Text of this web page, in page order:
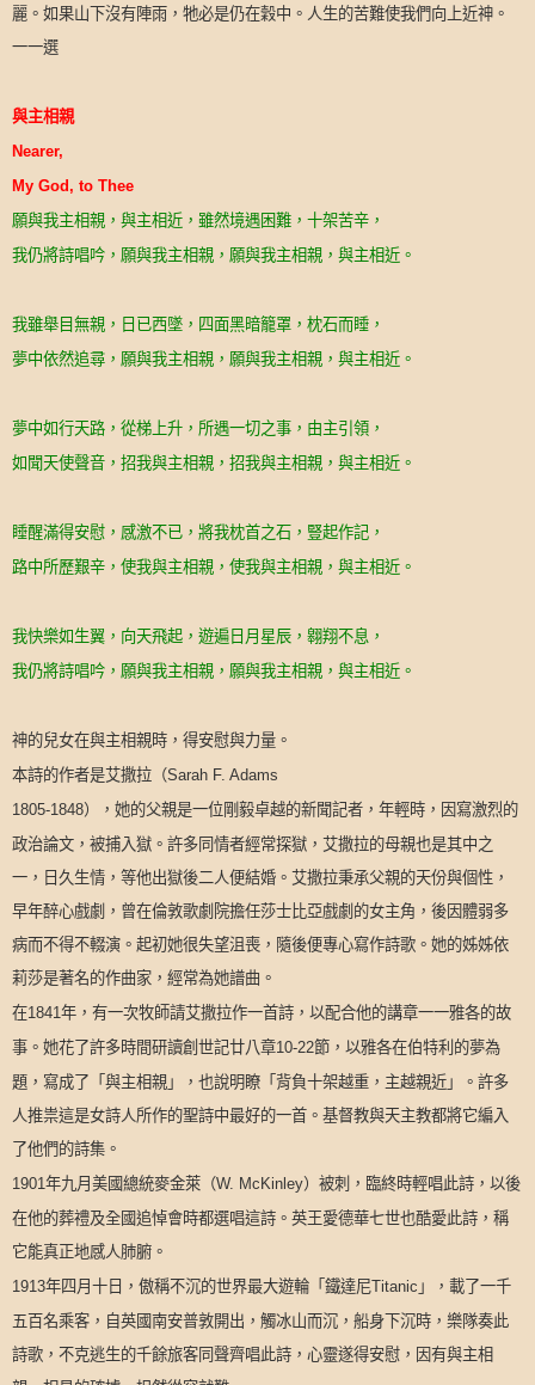
麗。如果山下沒有陣雨，牠必是仍在穀中。人生的苦難使我們向上近神。
一一選
與主相親
Nearer,
My God, to Thee
願與我主相親，與主相近，雖然境遇困難，十架苦辛，
我仍將詩唱吟，願與我主相親，願與我主相親，與主相近。
我雖舉目無親，日已西墜，四面黑暗籠罩，枕石而睡，
夢中依然追尋，願與我主相親，願與我主相親，與主相近。
夢中如行天路，從梯上升，所遇一切之事，由主引領，
如聞天使聲音，招我與主相親，招我與主相親，與主相近。
睡醒滿得安慰，感激不已，將我枕首之石，豎起作記，
路中所歷艱辛，使我與主相親，使我與主相親，與主相近。
我快樂如生翼，向天飛起，遊遍日月星辰，翱翔不息，
我仍將詩唱吟，願與我主相親，願與我主相親，與主相近。
神的兒女在與主相親時，得安慰與力量。
本詩的作者是艾撒拉（Sarah F. Adams
1805-1848），她的父親是一位剛毅卓越的新聞記者，年輕時，因寫激烈的
政治論文，被捕入獄。許多同情者經常探獄，艾撒拉的母親也是其中之
一，日久生情，等他出獄後二人便結婚。艾撒拉秉承父親的天份與個性，
早年醉心戲劇，曾在倫敦歌劇院擔任莎士比亞戲劇的女主角，後因體弱多
病而不得不輟演。起初她很失望沮喪，隨後便專心寫作詩歌。她的姊姊依
莉莎是著名的作曲家，經常為她譜曲。
在1841年，有一次牧師請艾撒拉作一首詩，以配合他的講章一一雅各的故
事。她花了許多時間研讀創世記廿八章10-22節，以雅各在伯特利的夢為
題，寫成了「與主相親」，也說明瞭「背負十架越重，主越親近」。許多
人推祟這是女詩人所作的聖詩中最好的一首。基督教與天主教都將它編入
了他們的詩集。
1901年九月美國總統麥金萊（W. McKinley）被刺，臨終時輕唱此詩，以後
在他的葬禮及全國追悼會時都選唱這詩。英王愛德華七世也酷愛此詩，稱
它能真正地感人肺腑。
1913年四月十日，傲稱不沉的世界最大遊輪「鐵達尼Titanic 」，載了一千
五百名乘客，自英國南安普敦開出，觸冰山而沉，船身下沉時，樂隊奏此
詩歌，不克逃生的千餘旅客同聲齊唱此詩，心靈遂得安慰，因有與主相